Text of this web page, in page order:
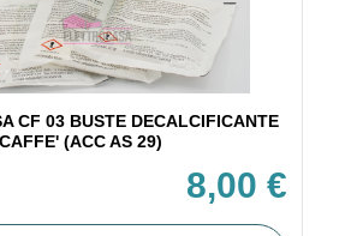
CF 03 BUSTE DECALCIFICANTE
(ACC AS 29)
8,00 €